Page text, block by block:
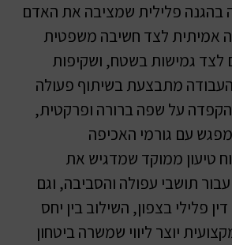
בהגנה פלילית שמציבה את האדם
אמיתית לצד חשיבה משפטית
לצד גמישות בשטח, ושקיפות
מתבצעת בשיתוף פעולה
על שפה ברורה ופרקטית,
עם גורמי האכיפה
טיעון ממוקד שמדגיש את
תושבי עפולה והסביבה, וגם
פלילי בצפון, השילוב בין יחס
יוצר ליווי שמשרה ביטחון